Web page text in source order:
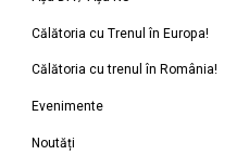
Călătoria cu Trenul în Europa!
Călătoria cu trenul în România!
Evenimente
Noutăți